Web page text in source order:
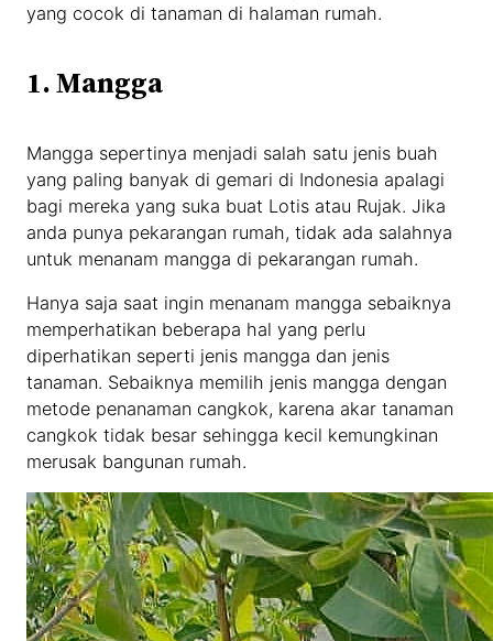
yang cocok di tanaman di halaman rumah.
1. Mangga
Mangga sepertinya menjadi salah satu jenis buah
yang paling banyak di gemari di Indonesia apalagi
bagi mereka yang suka buat Lotis atau Rujak. Jika
anda punya pekarangan rumah, tidak ada salahnya
untuk menanam mangga di pekarangan rumah.
Hanya saja saat ingin menanam mangga sebaiknya
memperhatikan beberapa hal yang perlu
diperhatikan seperti jenis mangga dan jenis
tanaman. Sebaiknya memilih jenis mangga dengan
metode penanaman cangkok, karena akar tanaman
cangkok tidak besar sehingga kecil kemungkinan
merusak bangunan rumah.